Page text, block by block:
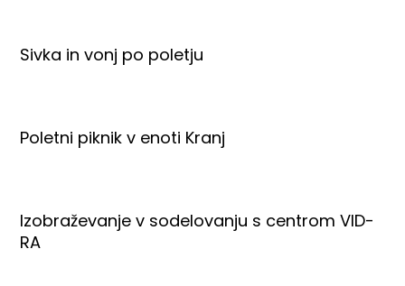
Sivka in vonj po poletju
Poletni piknik v enoti Kranj
Izobraževanje v sodelovanju s centrom VID-
RA